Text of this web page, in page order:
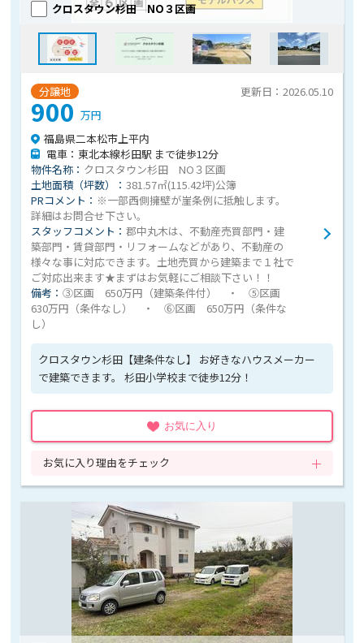
分譲地
クロスタウン杉田 NO３区画
更新日：2026.05.10
900万円
福島県二本松市上平内
電車：東北本線杉田駅 まで徒歩12分
物件名称： クロスタウン杉田 NO３区画
土地面積（坪数）：381.57㎡(115.42坪)公簿
PRコメント： ※一部西側擁壁が崖条例に抵触します。
詳細はお問合せ下さい。
スタッフコメント：郡中丸木は、不動産売買部門・建
築部門・賃貸部門・リフォームなどがあり、不動産の
様々な事に対応できます。土地売買から建築まで１社で
ご対応出来ます★まずはお気軽にご相談下さい！！
備考：③区画 650万円（建築条件付） ・ ⑤区画
630万円（条件なし） ・ ⑥区画 650万円（条件な
し）
クロスタウン杉田【建条件なし】 お好きなハウスメーカー
で建築できます。 杉田小学校まで徒歩12分！
お気に入り
お気に入り理由をチェック